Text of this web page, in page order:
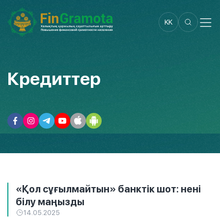
KK
Кредиттер
«Қол сұғылмайтын» банктік шот: нені
білу маңызды
14.05.2025